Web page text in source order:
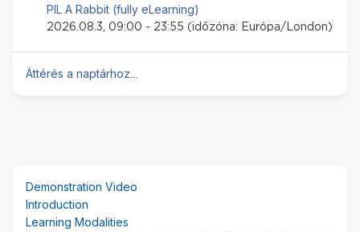
PIL A Rabbit (fully eLearning)
2026.08.3, 09:00 - 23:55 (időzóna: Európa/London)
Áttérés a naptárhoz
HTML-
blokk)
kihagyása
Demonstration Video
Introduction
Learning Modalities